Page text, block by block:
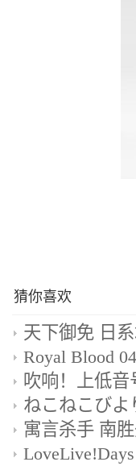
猜你喜欢
天下御免 日
吹响！上低音